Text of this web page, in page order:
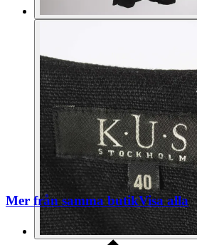
Mer från samma butikVisa alla